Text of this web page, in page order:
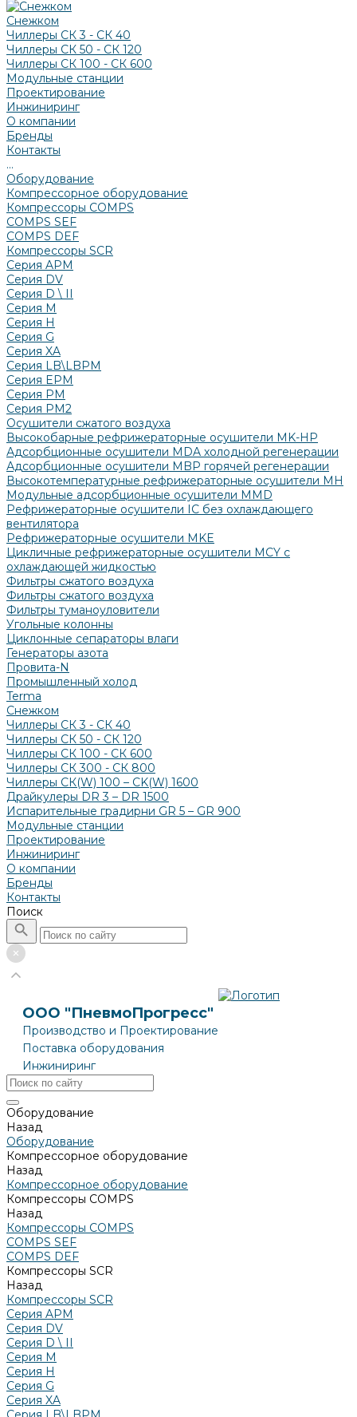
Снежком
Чиллеры СК 3 - СК 40
Чиллеры СК 50 - СК 120
Чиллеры СК 100 - СК 600
Модульные станции
Проектирование
Инжиниринг
О компании
Бренды
Контакты
...
Оборудование
Компрессорное оборудование
Компрессоры COMPS
COMPS SEF
COMPS DEF
Компрессоры SCR
Серия APM
Серия DV
Серия D \ II
Серия М
Серия H
Серия G
Серия XA
Серия LB\LBPM
Серия EPM
Серия РМ
Серия PM2
Осушители сжатого воздуха
Высокобарные рефрижераторные осушители MK-HP
Адсорбционные осушители MDA холодной регенерации
Адсорбционные осушители MBP горячей регенерации
Высокотемпературные рефрижераторные осушители MH
Модульные адсорбционные осушители MMD
Рефрижераторные осушители IC без охлаждающего
вентилятора
Рефрижераторные осушители MKE
Цикличные рефрижераторные осушители MCY с
охлаждающей жидкостью
Фильтры сжатого воздуха
Фильтры сжатого воздуха
Фильтры туманоуловители
Угольные колонны
Циклонные сепараторы влаги
Генераторы азота
Провита-N
Промышленный холод
Terma
Снежком
Чиллеры СК 3 - СК 40
Чиллеры СК 50 - СК 120
Чиллеры СК 100 - СК 600
Чиллеры СК 300 - СК 800
Чиллеры СК(W) 100 – CK(W) 1600
Драйкулеры DR 3 – DR 1500
Испарительные градирни GR 5 – GR 900
Модульные станции
Проектирование
Инжиниринг
О компании
Бренды
Контакты
Поиск
ООО "ПневмоПрогресс"
Производство и Проектирование
Поставка оборудования
Инжиниринг
Оборудование
Назад
Оборудование
Компрессорное оборудование
Назад
Компрессорное оборудование
Компрессоры COMPS
Назад
Компрессоры COMPS
COMPS SEF
COMPS DEF
Компрессоры SCR
Назад
Компрессоры SCR
Серия APM
Серия DV
Серия D \ II
Серия М
Серия H
Серия G
Серия XA